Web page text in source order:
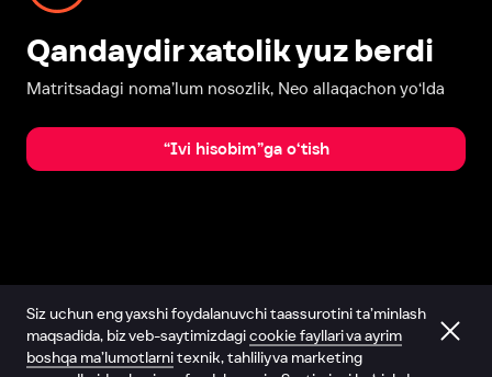
Qandaydir xatolik yuz berdi
Matritsadagi noma’lum nosozlik, Neo allaqachon yo‘lda
“Ivi hisobim”ga o‘tish
Siz uchun eng yaxshi foydalanuvchi taassurotini ta’minlash
maqsadida, biz veb-saytimizdagicookie fayllari va ayrim
boshqa ma’lumotlarnitexnik, tahliliy va marketing